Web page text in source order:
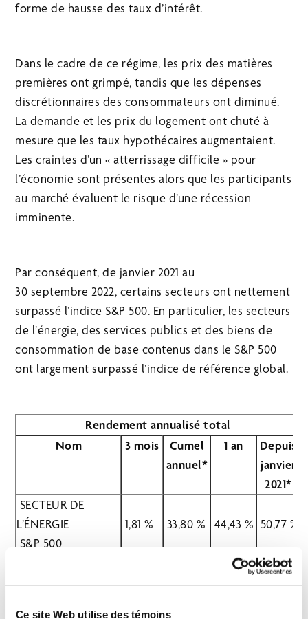
Ce site Web utilise des témoins
forme de hausse des taux d’intérêt.
Dans le cadre de ce régime, les prix des matières
premières ont grimpé, tandis que les dépenses
discrétionnaires des consommateurs ont diminué.
La demande et les prix du logement ont chuté à
mesure que les taux hypothécaires augmentaient.
Les craintes d’un « atterrissage difficile » pour
l’économie sont présentes alors que les participants
au marché évaluent le risque d’une récession
imminente.
Par conséquent, de janvier 2021 au
30 septembre 2022, certains secteurs ont nettement
surpassé l’indice S&P 500. En particulier, les secteurs
de l’énergie, des services publics et des biens de
consommation de base contenus dans le S&P 500
ont largement surpassé l’indice de référence global.
Rendement annualisé total
Nom
3 mois
Cumel
annuel*
1 an
Depuis
janvier
2021*
SECTEUR DE
L’ÉNERGIE
S&P 500
1,81 % 33,80 % 44,43 % 50,77 %
SERVICES PUBLICS -5,96 %-6,53 % 5,56 % 5,60 %